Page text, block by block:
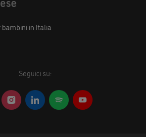
bambini in Italia
Seguici su: